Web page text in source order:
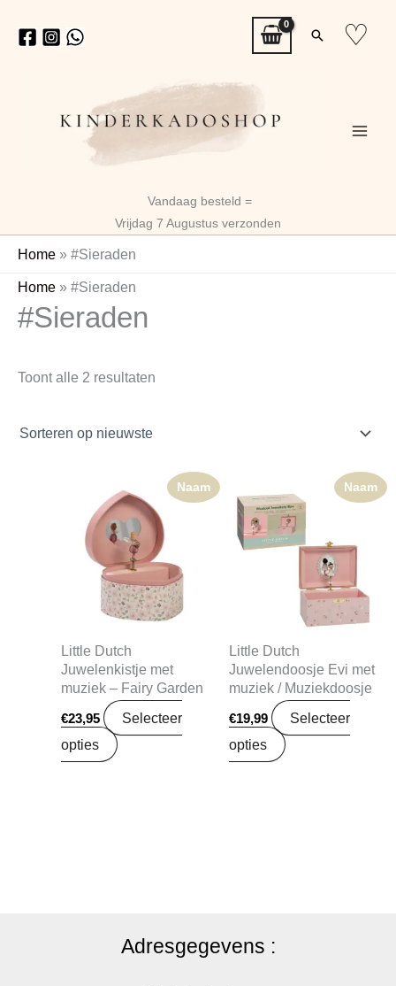
naar
Zoeken
♡
Vandaag besteld =
Vrijdag 7 Augustus verzonden
Home » #Sieraden
Home » #Sieraden
#Sieraden
Toont alle 2 resultaten
Naam
Little Dutch
Juwelenkistje met
muziek – Fairy Garden
€23,95
Selecteer
opties
Naam
Little Dutch
Juwelendoosje Evi met
muziek / Muziekdoosje
€19,99
Selecteer
opties
Adresgegevens :